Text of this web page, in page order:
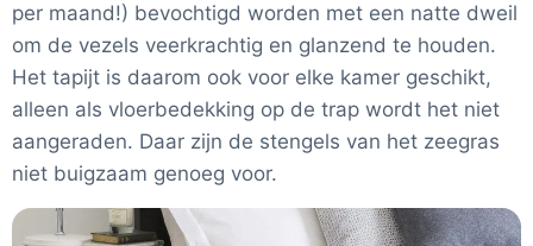
per maand!) bevochtigd worden met een natte dweil
om de vezels veerkrachtig en glanzend te houden.
Het tapijt is daarom ook voor elke kamer geschikt,
alleen als vloerbedekking op de trap wordt het niet
aangeraden. Daar zijn de stengels van het zeegras
niet buigzaam genoeg voor.